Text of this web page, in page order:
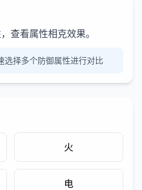
查看属性相克效果。
选择多个防御属性进行对比
火
电